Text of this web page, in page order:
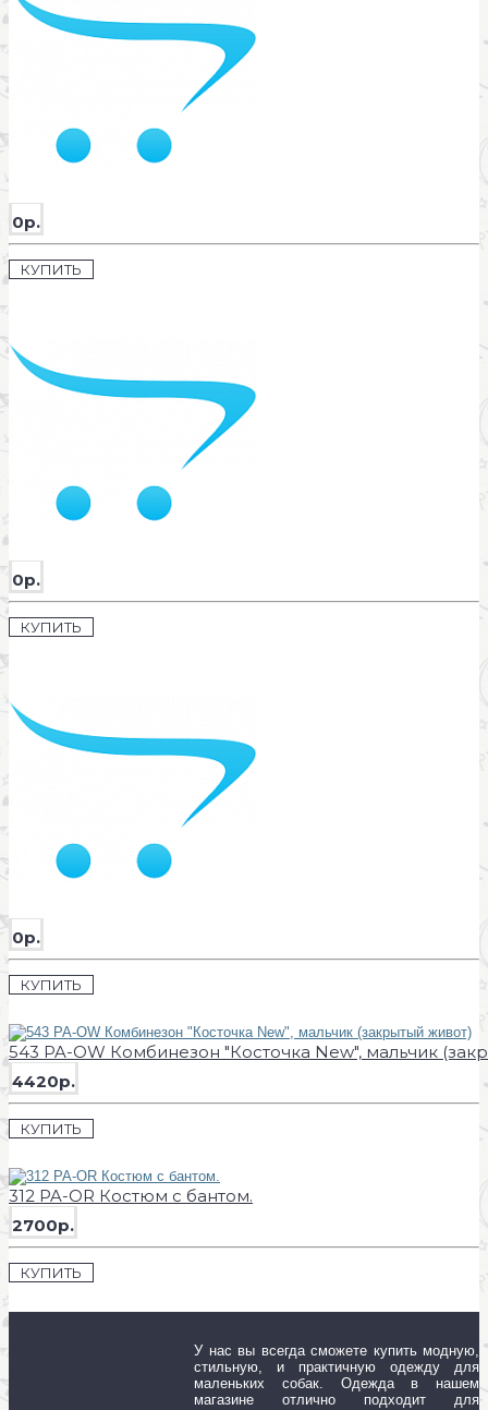
0р.
КУПИТЬ
0р.
КУПИТЬ
0р.
КУПИТЬ
543 PA-OW Комбинезон "Косточка New", мальчик
4420р.
КУПИТЬ
312 PA-OR Костюм с бантом.
2700р.
КУПИТЬ
У нас вы всегда сможете купить модную,
стильную, и практичную одежду для
маленьких собак. Одежда в нашем
магазине отлично подходит для